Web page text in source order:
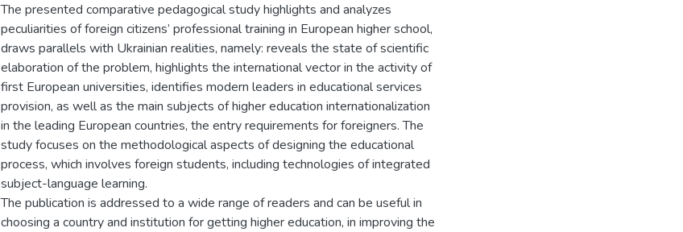
The presented comparative pedagogical study highlights and analyzes
peculiarities of foreign citizens’ professional training in European higher school,
draws parallels with Ukrainian realities, namely: reveals the state of scientific
elaboration of the problem, highlights the international vector in the activity of
first European universities, identifies modern leaders in educational services
provision, as well as the main subjects of higher education internationalization
in the leading European countries, the entry requirements for foreigners. The
study focuses on the methodological aspects of designing the educational
process, which involves foreign students, including technologies of integrated
subject-language learning.
The publication is addressed to a wide range of readers and can be useful in
choosing a country and institution for getting higher education, in improving the